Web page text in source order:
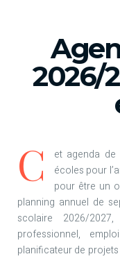
2026/
C
et agenda
écoles pour
pour être un
planning annuel de
scolaire 2026/
professionnel,
planificateur de